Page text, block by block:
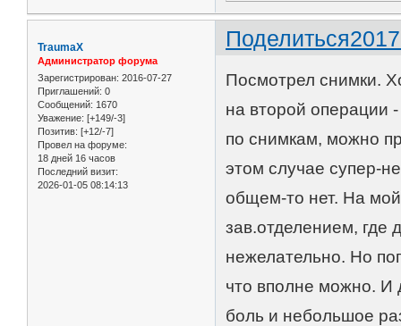
Поделиться
TraumaX
Администратор форума
Зарегистрирован: 2016-07-27
Приглашений: 0
Сообщений: 1670
Уважение: [+149/-3]
Позитив: [+12/-7]
Провел на форуме:
18 дней 16 часов
Последний визит:
2026-01-05 08:14:13
Посмотрел снимки.
на второй операции
по снимкам, можно
этом случае супер-
общем-то нет. На
зав.отделением, где
нежелательно. Но
что вполне можно. И
боль и небольшое